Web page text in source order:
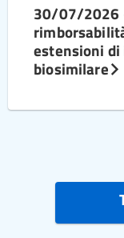
30/07/2026
estensioni di
biosimilare